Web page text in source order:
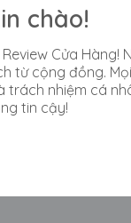
chào!
Cửa Hàng!
từ cộng đồng.
trách nhiệm cá
tin cậy!